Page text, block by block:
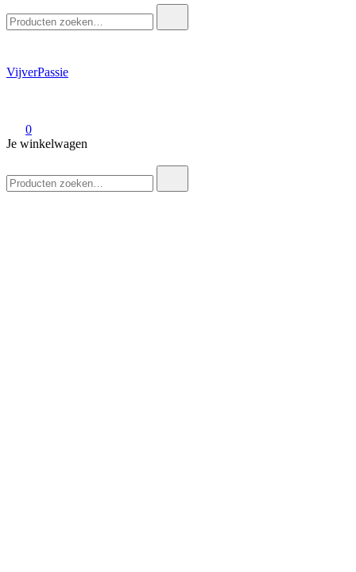
naar:
VijverPassie
0
Je winkelwagen
naar: